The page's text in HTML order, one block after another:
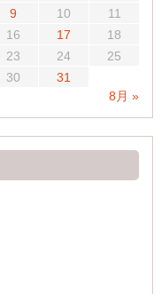
9 10
11
16 17
18
23 24
25
30
31
8月 »